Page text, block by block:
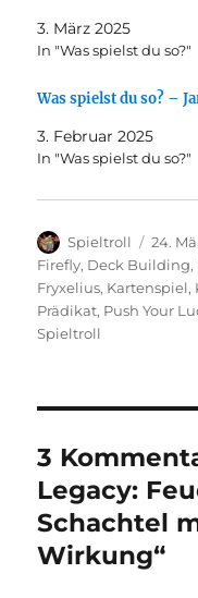
3. März 2025
In "Was spielst du so?"
Was spielst du so? –
3. Februar 2025
In "Was spielst du so?"
Autor
Spieltroll
am
24.
Firefly, Deck Building,
Fryxelius, Kartenspiel,
Prädikat, Push Your
Spieltroll
3
Legacy:
Schachtel
Wirkung“